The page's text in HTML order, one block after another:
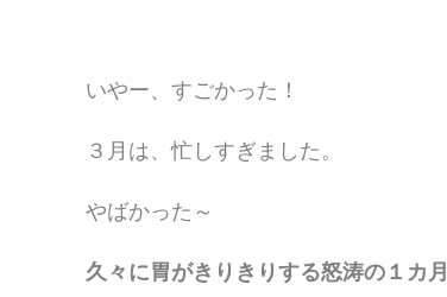
いやー、すごかった！
３月は、忙しすぎました。
やばかった～
久々に胃がきりきりする怒涛の１カ月